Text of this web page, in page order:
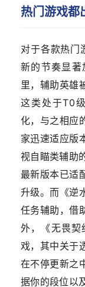
热门游戏都
对于各款热门
新的节奏显
里，辅助英雄
这类处于T0
化，与之相应
家迅速适应版
视自瞄类辅助
最新版本已适
升级。而《逆
任务辅助，借
外，《无畏契
戏，其中关于
在不停更新之
据你的段位以